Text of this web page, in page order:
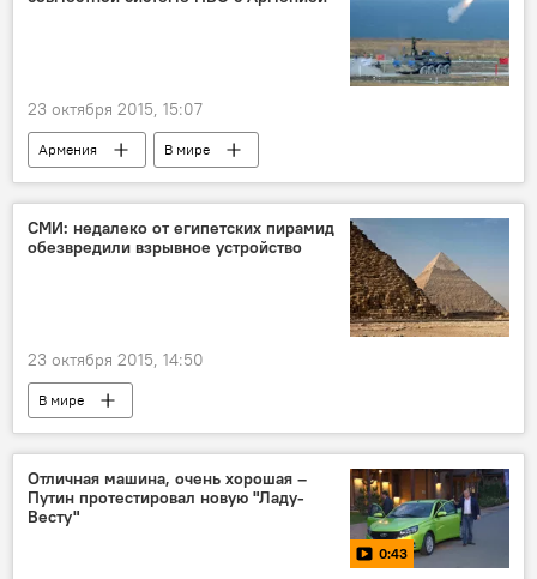
23 октября 2015, 15:07
Армения В мире
СМИ: недалеко от египетских пирамид
обезвредили взрывное устройство
23 октября 2015, 14:50
В мире
Отличная машина, очень хорошая –
Путин протестировал новую "Ладу-
Весту"
0:43